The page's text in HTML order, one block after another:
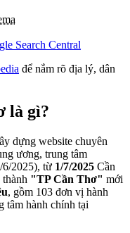
Search Central
để nắm rõ địa lý, dân
là gì?
dựng website chuyên
ương, trung tâm
2025), từ 1/7/2025 Cần
"TP Cần Thơ" mới
, gồm 103 đơn vị hành
tâm hành chính tại